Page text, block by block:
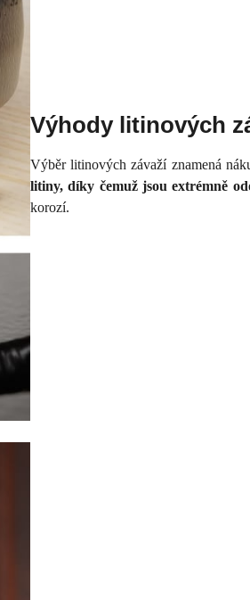
Výhody litinových
Výběr litinových závaží znamená
litiny, díky čemuž jsou extrémně
korozí.